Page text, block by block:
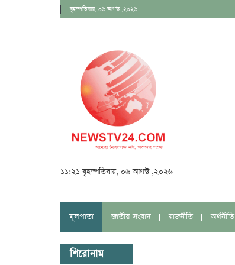
বৃহস্পতিবার, ০৬ আগস্ট ,২০২৬
১১:২১ বৃহস্পতিবার, ০৬ আগস্ট ,২০২৬
মূলপাতা জাতীয় সংবাদ রাজনীতি অর্থনীতি
শিরোনাম